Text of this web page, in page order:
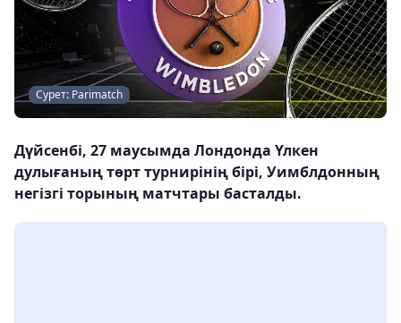
Сурет: Рarimatch
Дүйсенбі, 27 маусымда Лондонда Үлкен
дулығаның төрт турнирінің бірі, Уимблдонның
негізгі торының матчтары басталды.